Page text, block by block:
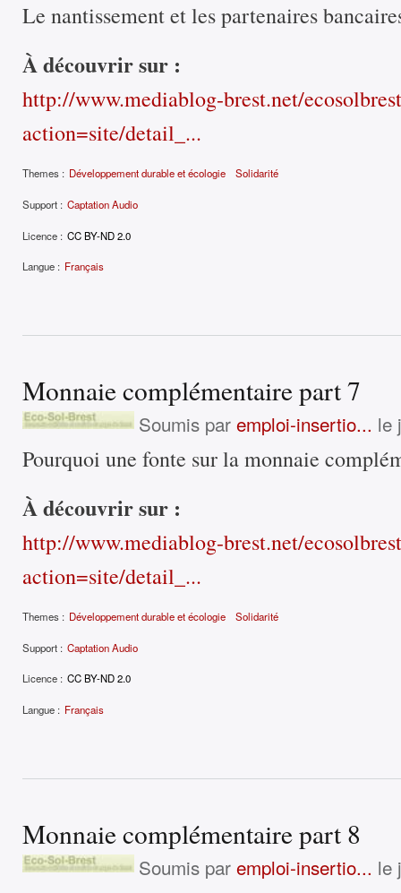
Le nantissement et les partenaires
À découvrir sur :
http://www.mediablog-brest.net/
action=site/detail_...
Themes : Développement durable et écologie Solidarité
Support : Captation Audio
Licence : CC BY-ND 2.0
Langue : Français
Monnaie complémentaire part 7
Soumis par emploi-insertio... le
Pourquoi une fonte sur la monnaie
À découvrir sur :
http://www.mediablog-brest.net/
action=site/detail_...
Themes : Développement durable et écologie Solidarité
Support : Captation Audio
Licence : CC BY-ND 2.0
Langue : Français
Monnaie complémentaire part 8
Soumis par emploi-insertio... le